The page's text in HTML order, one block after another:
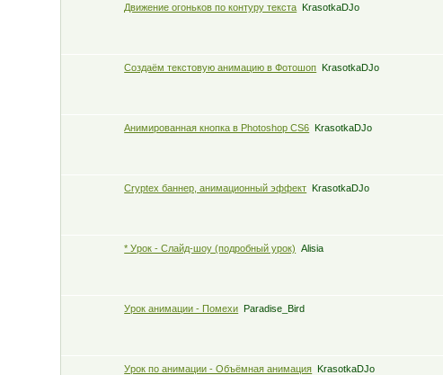
Движение огоньков по контуру текста KrasotkaDJo
Создаём текстовую анимацию в Фотошоп KrasotkaDJo
Анимированная кнопка в Photoshop CS6 KrasotkaDJo
Сryptex баннер, анимационный эффект KrasotkaDJo
* Урок - Слайд-шоу (подробный урок)
Alisia
Урок анимации - Помехи Paradise_Bird
Урок по анимации - Объёмная анимация KrasotkaDJo